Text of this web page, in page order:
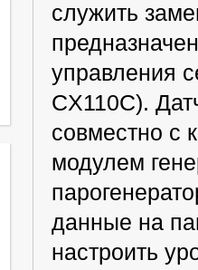
служить
управления
CX110C).
совместно с
модулем
данные на
настроить